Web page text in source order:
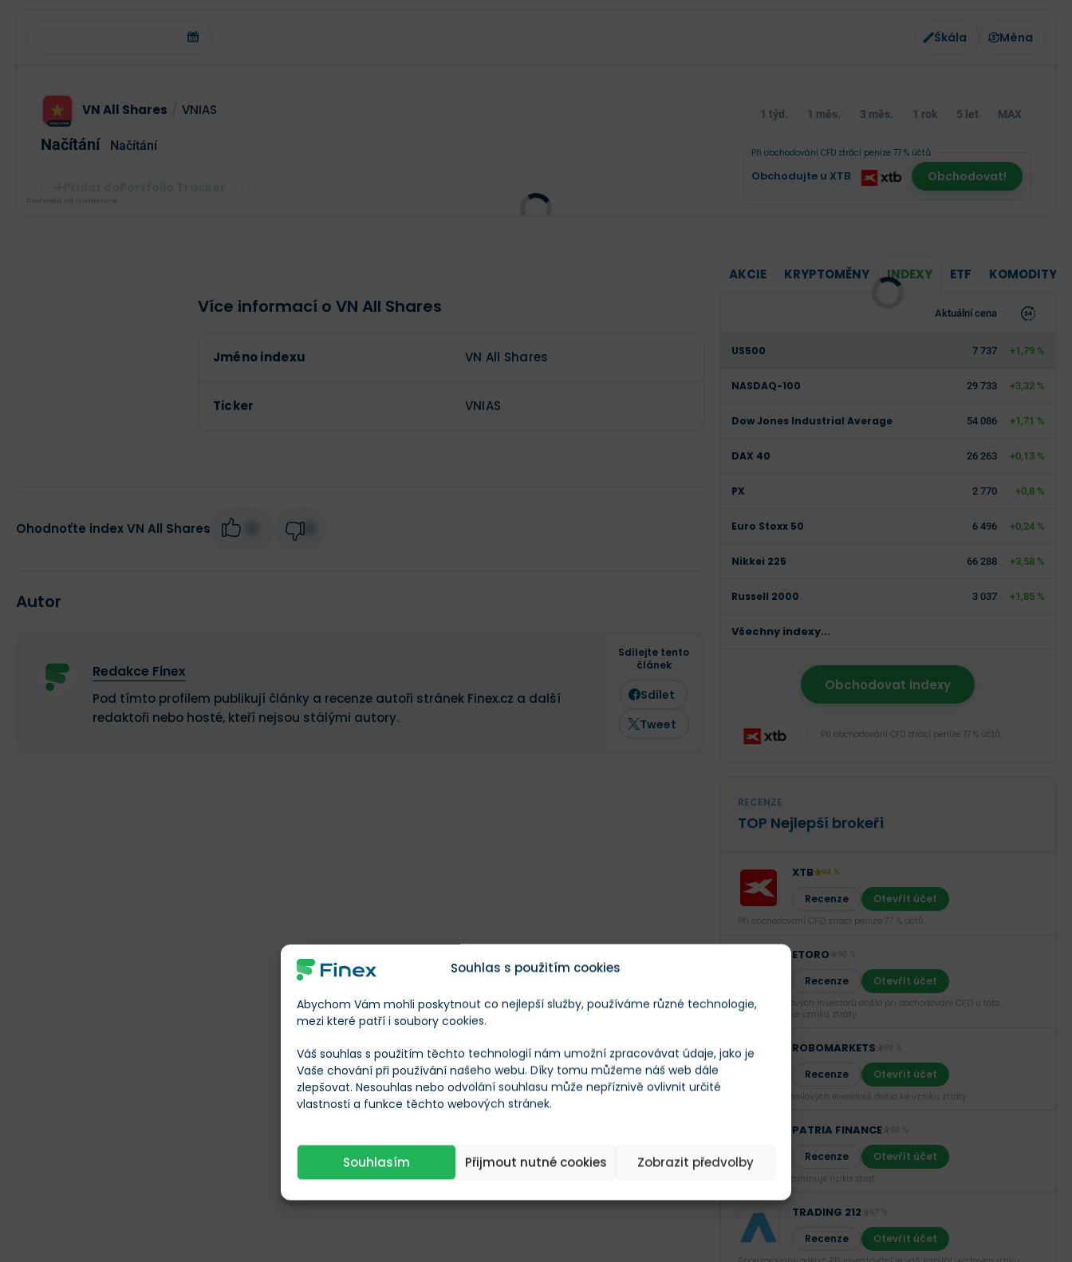
Souhlas s použitím cookies
Abychom Vám mohli poskytnout co nejlepší služby, používáme různé technologie,
mezi které patří i soubory cookies.
Váš souhlas s použitím těchto technologií nám umožní zpracovávat údaje, jako je
Vaše chování při používání našeho webu. Díky tomu můžeme náš web dále
zlepšovat. Nesouhlas nebo odvolání souhlasu může nepříznivě ovlivnit určité
vlastnosti a funkce těchto webových stránek.
Souhlasím Přijmout nutné cookies Zobrazit předvolby
Škála Měna
VN All Shares VNIAS
Načítání Načítání
1 týd. 1 měs. 3 měs. 1 rok 5 let MAX
Obchodujte u XTB
Při obchodování CFD ztrácí peníze 77 % účtů.
Obchodovat!
Více informací o VN All Shares
Jméno indexu VN All Shares
Ticker VNIAS
Ohodnoťte index VN All Shares
Autor
Redakce Finex
Pod tímto profilem publikují články a recenze autoři stránek Finex.cz a další
redaktoři nebo hosté, kteří nejsou stálými autory.
Sdílejte tento
článek
Sdílet
Tweet
AKCIE KRYPTOMĚNY INDEXY ETF KOMODITY
Aktuální cena
US500 7 737 +1,79 %
NASDAQ-100 29 733 +3,32 %
Dow Jones Industrial Average 54 086 +1,71 %
DAX 40 26 263 +0,13 %
PX 2 770 +0,8 %
Euro Stoxx 50 6 496 +0,24 %
Nikkei 225 66 288 +3,58 %
Russell 2000 3 037 +1,85 %
Všechny indexy...
Obchodovat indexy
Při obchodování CFD ztrácí peníze 77 % účtů.
RECENZE
TOP Nejlepší brokeři
XTB 94 %
Recenze Otevřít účet
Při obchodování CFD ztrácí peníze 77 % účtů.
ETORO
Recenze Otevřít účet
U 52 % retailových investorů došlo při obchodování CFD u této
společnosti ke vzniku ztráty.
ROBOMARKETS
Recenze Otevřít účet
U 66,02 % retailových investorů došlo ke vzniku ztráty.
PATRIA FINANCE
Recenze Otevřít účet
Investování zahrnuje rizika ztrát.‎
TRADING 212
Recenze Otevřít účet